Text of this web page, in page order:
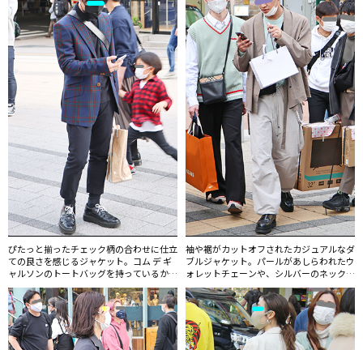
ぴたっと揃ったチェック柄の合わせに仕立
ての良さを感じるジャケット。コム デ ギ
ャルソンのトートバッグを持っているから
これもギャルソンのものだろうか。
袖や裾がカットオフされたカジュアルなダ
ブルジャケット。パールがあしらわれたウ
ォレットチェーンや、シルバーのネックレ
ス、指輪のレイヤードなど男性のジュエリ
ー使いにも注目したい。手に持ったショッ
パーは、ユニセックスな香りが人気のメゾ
ン フランシス クルジャンのもの。